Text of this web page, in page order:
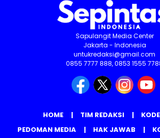
Sapulangit Media Center
Jakarta - Indonesia
untukredaksi@gmail.com
0855 7777 888, 0853 1555
HOME TIM REDAKSI
PEDOMAN MEDIA
HAK JAWAB